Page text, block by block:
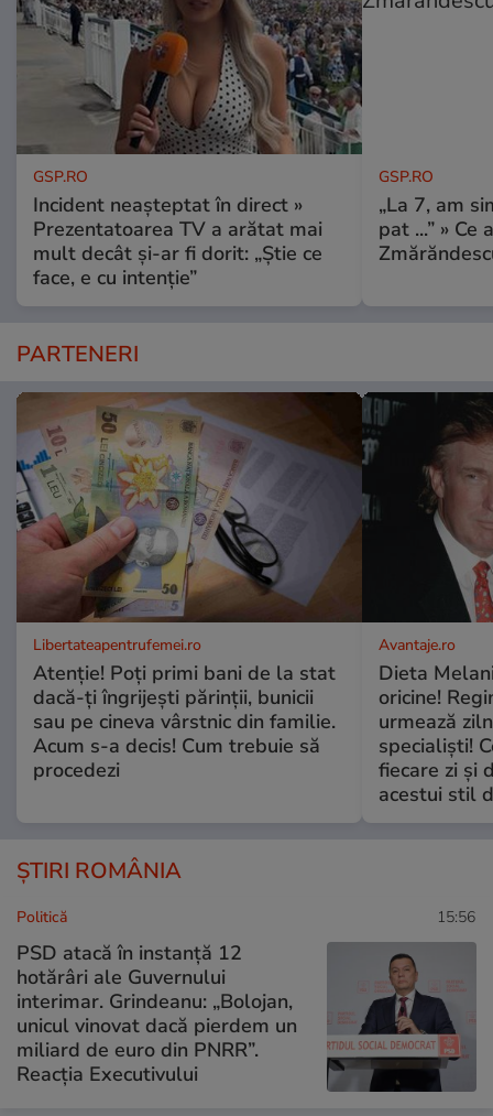
GSP.RO
Incident neașteptat în direct »
Prezentatoarea TV a arătat mai
mult decât și-ar fi dorit: „Știe ce
face, e cu intenție”
GSP.RO
„La 7, am
pat ...” »
PARTENERI
Libertateapentrufemei.ro
Atenție! Poți primi bani de la stat
dacă-ți îngrijești părinții, bunicii
sau pe cineva vârstnic din familie.
Acum s-a decis! Cum trebuie să
procedezi
Avantaje.ro
Dieta
oricine!
urmează
specialiști!
fiecare zi și
acestui stil
ȘTIRI ROMÂNIA
Politică 15:56
PSD atacă în instanță 12
hotărâri ale Guvernului
interimar. Grindeanu: „Bolojan,
unicul vinovat dacă pierdem un
miliard de euro din PNRR”.
Reacția Executivului